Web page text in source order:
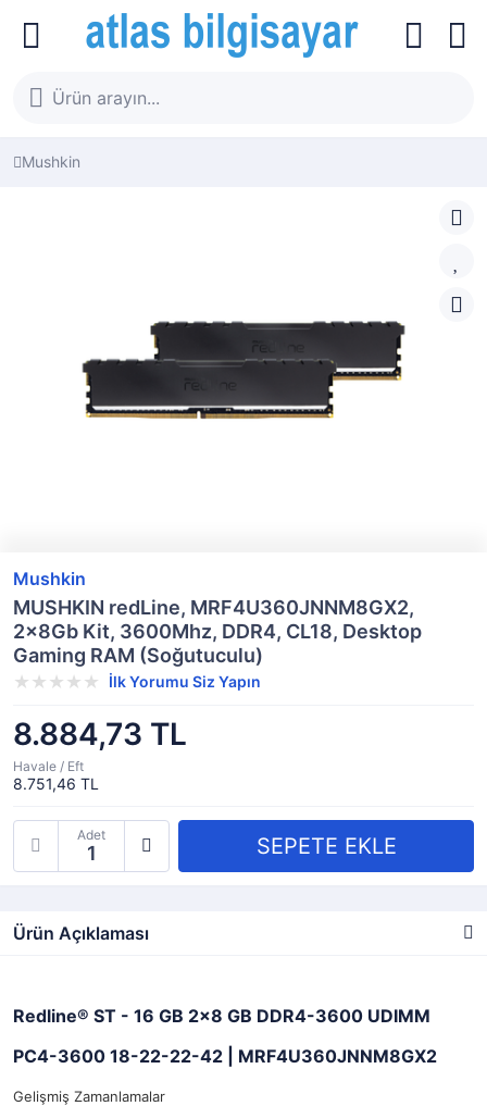
Mushkin
Mushkin
MUSHKIN redLine, MRF4U360JNNM8GX2,
2x8Gb Kit, 3600Mhz, DDR4, CL18, Desktop
Gaming RAM (Soğutuculu)
İlk Yorumu Siz Yapın
8.884,73 TL
Havale / Eft
8.751,46 TL
Adet
Ürün Açıklaması
Redline® ST - 16 GB 2x8 GB DDR4-3600 UDIMM
PC4-3600 18-22-22-42 | MRF4U360JNNM8GX2
Gelişmiş Zamanlamalar